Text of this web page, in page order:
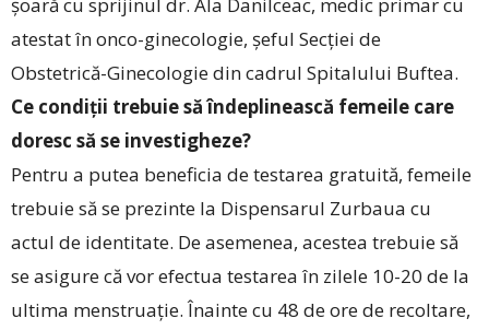
șoară cu sprijinul dr. Ala ­Danilceac, medic primar cu
atestat în onco-ginecologie, șeful Secției de
Obstetrică-Ginecologie din cadrul Spitalului Buftea.
Ce condiții trebuie să îndeplinească femeile care
doresc să se investigheze?
Pentru a putea beneficia de testarea gratuită, femeile
trebuie să se prezinte la Dispensarul Zurbaua cu
actul de identitate. De asemenea, acestea trebuie să
se asigure că vor efectua testarea în zilele 10-20 de la
ultima menstruație. Înainte cu 48 de ore de recoltare,